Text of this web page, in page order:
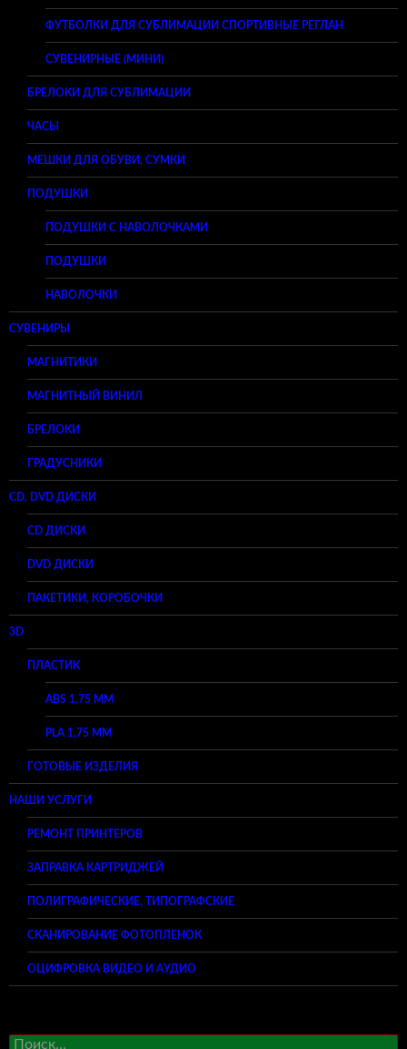
ФУТБОЛКИ ДЛЯ СУБЛИМАЦИИ СПОРТИВНЫЕ РЕГЛАН
СУВЕНИРНЫЕ (МИНИ)
БРЕЛОКИ ДЛЯ СУБЛИМАЦИИ
ЧАСЫ
МЕШКИ ДЛЯ ОБУВИ, СУМКИ
ПОДУШКИ
ПОДУШКИ С НАВОЛОЧКАМИ
ПОДУШКИ
НАВОЛОЧКИ
СУВЕНИРЫ
МАГНИТИКИ
МАГНИТНЫЙ ВИНИЛ
БРЕЛОКИ
ГРАДУСНИКИ
CD, DVD ДИСКИ
CD ДИСКИ
DVD ДИСКИ
ПАКЕТИКИ, КОРОБОЧКИ
3D
ПЛАСТИК
ABS 1,75 ММ
PLA 1,75 ММ
ГОТОВЫЕ ИЗДЕЛИЯ
НАШИ УСЛУГИ
РЕМОНТ ПРИНТЕРОВ
ЗАПРАВКА КАРТРИДЖЕЙ
ПОЛИГРАФИЧЕСКИЕ, ТИПОГРАФСКИЕ
СКАНИРОВАНИЕ ФОТОПЛЕНОК
ОЦИФРОВКА ВИДЕО И АУДИО
Найти: